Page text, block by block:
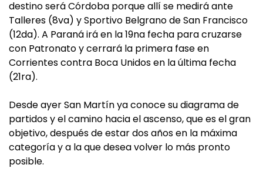
destino será Córdoba porque allí se medirá ante
Talleres (8va) y Sportivo Belgrano de San Francisco
(12da). A Paraná irá en la 19na fecha para cruzarse
con Patronato y cerrará la primera fase en
Corrientes contra Boca Unidos en la última fecha
(21ra).
Desde ayer San Martín ya conoce su diagrama de
partidos y el camino hacia el ascenso, que es el gran
objetivo, después de estar dos años en la máxima
categoría y a la que desea volver lo más pronto
posible.